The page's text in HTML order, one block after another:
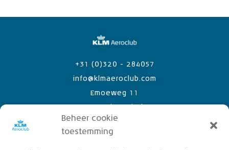
Beheer cookie
toestemming
Emoeweg 11
info@klmaeroclub.com
+31 (0)320 - 284057